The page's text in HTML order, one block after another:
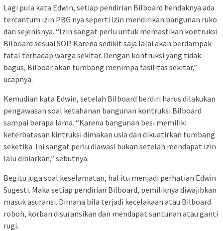
Lagi pula kata Edwin, setiap pendirian Bilboard hendaknya ada
tercantum izin PBG nya seperti izin mendirikan bangunan ruko
dan sejenisnya. “Izin sangat perlu untuk memastikan kontruksi
Bilboard sesuai SOP. Karena sedikit saja lalai akan berdampak
fatal terhadap warga sekitar. Dengan kontruksi yang tidak
bagus, Bilboar akan tumbang menimpa fasilitas sekitar,”
ucapnya.
Kemudian kata Edwin, setelah Bilboard berdiri harus dilakukan
pengawasan soal ketahanan bangunan kontruksi Bilboard
sampai berapa lama. “Karena bangunan besi memiliki
keterbatasan kintruksi dimakan usia dan dikuatirkan tumbang
seketika. Ini sangat perlu diawasi bukan setelah mendapat izin
lalu dibiarkan,” sebutnya.
Begitu juga soal keselamatan, hal itu menjadi perhatian Edwin
Sugesti. Maka setiap pendirian Bilboard, pemiliknya diwajibkan
masuk asuransi. Dimana bila terjadi kecelakaan atau Bilboard
roboh, korban disuransikan dan mendapat santunan atau ganti
rugi.